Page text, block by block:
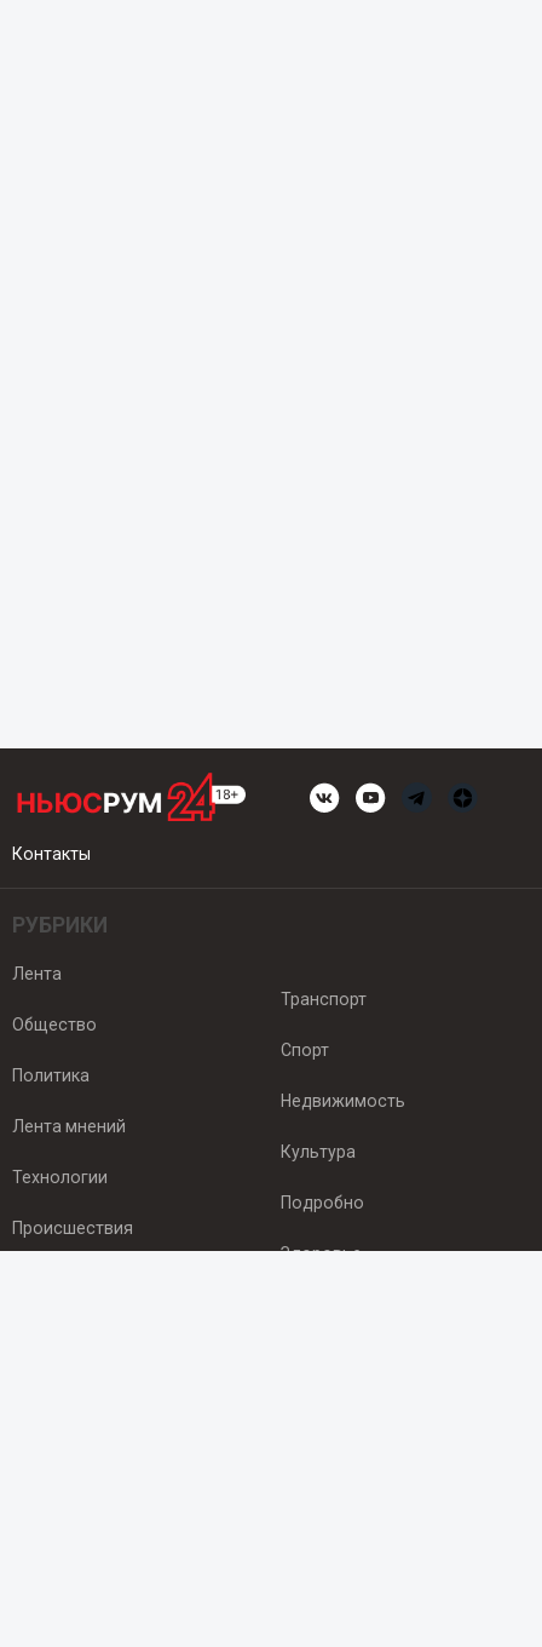
Контакты
РУБРИКИ
Лента
Общество
Политика
Лента мнений
Технологии
Происшествия
Транспорт
Спорт
Недвижимость
Культура
Подробно
Здоровье